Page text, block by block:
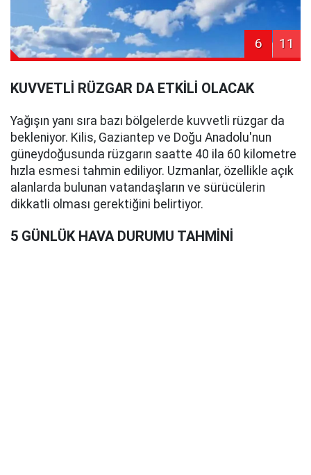
6 11
KUVVETLİ RÜZGAR DA ETKİLİ OLACAK
Yağışın yanı sıra bazı bölgelerde kuvvetli rüzgar da
bekleniyor. Kilis, Gaziantep ve Doğu Anadolu'nun
güneydoğusunda rüzgarın saatte 40 ila 60 kilometre
hızla esmesi tahmin ediliyor. Uzmanlar, özellikle açık
alanlarda bulunan vatandaşların ve sürücülerin
dikkatli olması gerektiğini belirtiyor.
5 GÜNLÜK HAVA DURUMU TAHMİNİ